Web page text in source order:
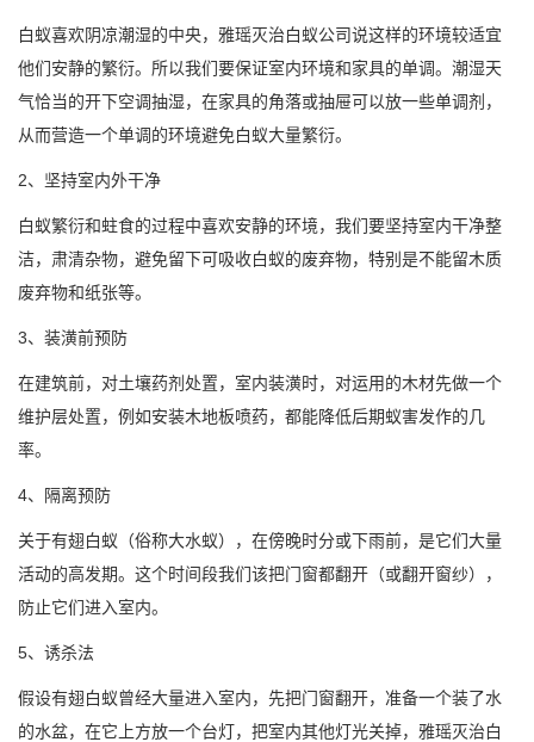
白蚁喜欢阴凉潮湿的中央， 雅瑶灭治白蚁公司说这样的环境较适宜
他们安静的繁衍。所以我们要保证室内环境和家具的单调。潮湿天
气恰当的开下空调抽湿，在家具的角落或抽屉可以放一些单调剂，
从而营造一个单调的环境避免白蚁大量繁衍。
2、坚持室内外干净
白蚁繁衍和蛀食的过程中喜欢安静的环境，我们要坚持室内干净整
洁，肃清杂物，避免留下可吸收白蚁的废弃物，特别是不能留木质
废弃物和纸张等。
3、装潢前预防
在建筑前，对土壤药剂处置，室内装潢时，对运用的木材先做一个
维护层处置，例如安装木地板喷药，都能降低后期蚁害发作的几
率。
4、隔离预防
关于有翅白蚁（俗称大水蚁），在傍晚时分或下雨前，是它们大量
活动的高发期。这个时间段我们该把门窗都翻开（或翻开窗纱），
防止它们进入室内。
5、诱杀法
假设有翅白蚁曾经大量进入室内，先把门窗翻开，准备一个装了水
的水盆，在它上方放一个台灯，把室内其他灯光关掉，雅瑶灭治白